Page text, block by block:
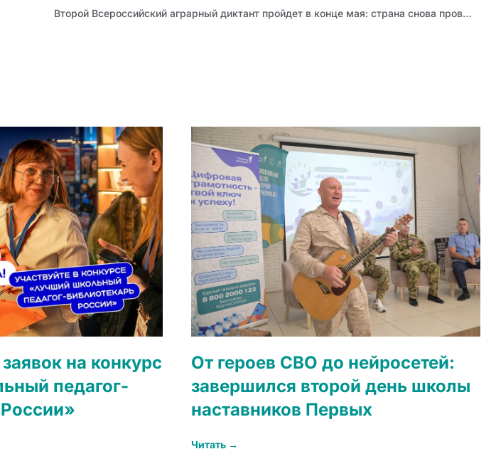
Второй Всероссийский аграрный диктант пройдет в конце мая: страна снова проверит знания о сельском хозяйстве
на конкурс
педагог-
От героев СВО до нейросетей:
завершился второй день школы
наставников Первых
Читать →